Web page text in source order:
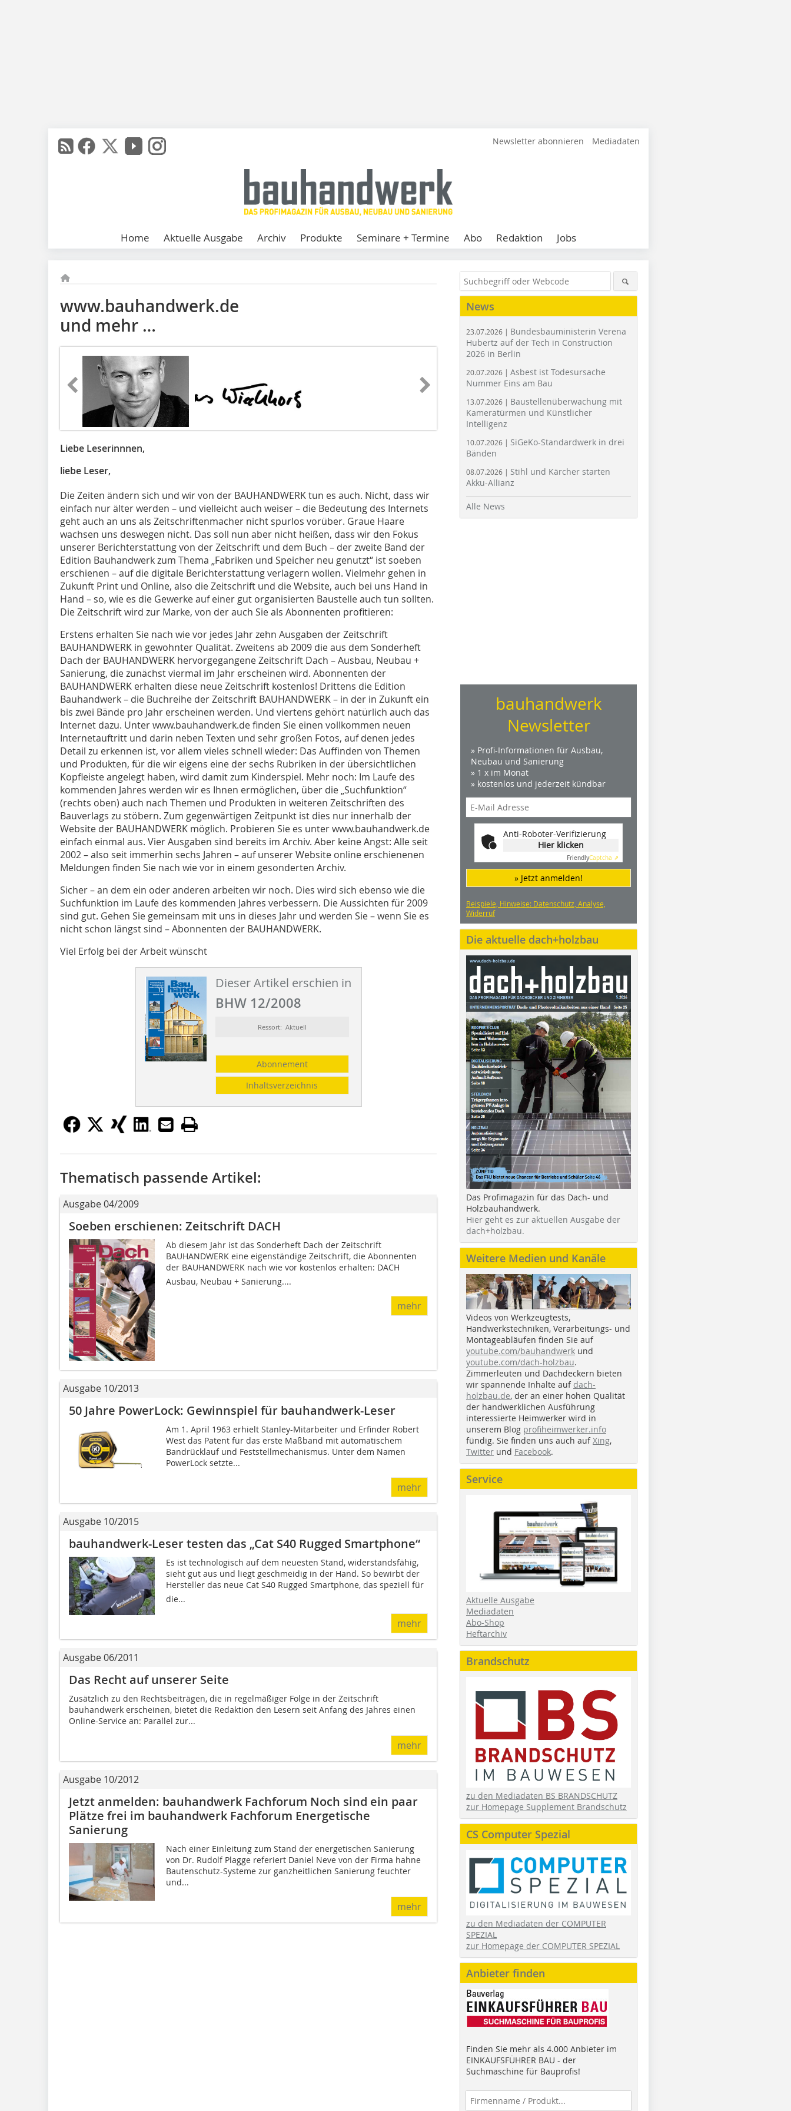
Newsletter abonnieren Mediadaten
Home Aktuelle Ausgabe Archiv Produkte Seminare + Termine Abo Redaktion Jobs
www.bauhandwerk.de
und mehr …
Liebe Leserinnnen,
liebe Leser,
Die Zeiten ändern sich und wir von der BAUHANDWERK tun es auch. Nicht, dass wir
einfach nur älter werden – und vielleicht auch weiser – die Bedeutung des Internets
geht auch an uns als Zeitschriftenmacher nicht spurlos vorüber. Graue Haare
wachsen uns deswegen nicht. Das soll nun aber nicht heißen, dass wir den Fokus
unserer Berichterstattung von der Zeitschrift und dem Buch – der zweite Band der
Edition Bauhandwerk zum Thema „Fabriken und Speicher neu genutzt“ ist soeben
erschienen – auf die digitale Berichterstattung verlagern wollen. Vielmehr gehen in
Zukunft Print und Online, also die Zeitschrift und die Website, auch bei uns Hand in
Hand – so, wie es die Gewerke auf einer gut organisierten Baustelle auch tun sollten.
Die Zeitschrift wird zur Marke, von der auch Sie als Abonnenten profitieren:
Erstens erhalten Sie nach wie vor jedes Jahr zehn Ausgaben der Zeitschrift
BAUHANDWERK in gewohnter Qualität. Zweitens ab 2009 die aus dem Sonderheft
Dach der BAUHANDWERK hervorgegangene Zeitschrift Dach – Ausbau, Neubau +
Sanierung, die zunächst viermal im Jahr erscheinen wird. Abonnenten der
BAUHANDWERK erhalten diese neue Zeitschrift kostenlos! Drittens die Edition
Bauhandwerk – die Buchreihe der Zeitschrift BAUHANDWERK – in der in Zukunft ein
bis zwei Bände pro Jahr erscheinen werden. Und viertens gehört natürlich auch das
Internet dazu. Unter www.bauhandwerk.de finden Sie einen vollkommen neuen
Internetauftritt und darin neben Texten und sehr großen Fotos, auf denen jedes
Detail zu erkennen ist, vor allem vieles schnell wieder: Das Auffinden von Themen
und Produkten, für die wir eigens eine der sechs Rubriken in der übersichtlichen
Kopfleiste angelegt haben, wird damit zum Kinderspiel. Mehr noch: Im Laufe des
kommenden Jahres werden wir es Ihnen ermöglichen, über die „Suchfunktion“
(rechts oben) auch nach Themen und Produkten in weiteren Zeitschriften des
Bauverlags zu stöbern. Zum gegenwärtigen Zeitpunkt ist dies nur innerhalb der
Website der BAUHANDWERK möglich. Probieren Sie es unter www.bauhandwerk.de
einfach einmal aus. Vier Ausgaben sind bereits im Archiv. Aber keine Angst: Alle seit
2002 – also seit immerhin sechs Jahren – auf unserer Website online erschienenen
Meldungen finden Sie nach wie vor in einem gesonderten Archiv.
Sicher – an dem ein oder anderen arbeiten wir noch. Dies wird sich ebenso wie die
Suchfunktion im Laufe des kommenden Jahres verbessern. Die Aussichten für 2009
sind gut. Gehen Sie gemeinsam mit uns in dieses Jahr und werden Sie – wenn Sie es
nicht schon längst sind – Abonnenten der BAUHANDWERK.
Viel Erfolg bei der Arbeit wünscht
Dieser Artikel erschien in
BHW 12/2008
Ressort: Aktuell
Abonnement
Inhaltsverzeichnis
Thematisch passende Artikel:
Ausgabe 04/2009
Soeben erschienen: Zeitschrift DACH
Ab diesem Jahr ist das Sonderheft Dach der Zeitschrift
BAUHANDWERK eine eigenständige Zeitschrift, die Abonnenten
der BAUHANDWERK nach wie vor kostenlos erhalten: DACH 
Ausbau, Neubau + Sanierung....
mehr
Ausgabe 10/2013
50 Jahre PowerLock: Gewinnspiel für bauhandwerk-Leser
Am 1. April 1963 erhielt Stanley-Mit­arbeiter und Erfinder Robert
West das Patent für das erste Maßband mit automatischem
Bandrücklauf und Feststellmechanismus. Unter dem Namen
PowerLock setzte...
mehr
Ausgabe 10/2015
bauhandwerk-Leser testen das „Cat S40 Rugged Smartphone“
Es ist technologisch auf dem neuesten Stand, widerstandsfähig,
sieht gut aus und liegt geschmeidig in der Hand. So bewirbt der
Hersteller das neue Cat S40 Rugged Smartphone, das speziell für
die...
mehr
Ausgabe 06/2011
Das Recht auf unserer Seite
Zusätzlich zu den Rechtsbeiträgen, die in regelmäßiger Folge in der Zeitschrift
bauhandwerk erscheinen, bietet die Redaktion den Lesern seit Anfang des Jahres einen
Online-Service an: Parallel zur...
mehr
Ausgabe 10/2012
Jetzt anmelden: bauhandwerk Fachforum Noch sind ein paar
Plätze frei im bauhandwerk Fachforum Energetische
Sanierung
Nach einer Einleitung zum Stand der energetischen Sanierung
von Dr. Rudolf Plagge referiert Daniel Neve von der Firma hahne
Bautenschutz-Systeme zur ganzheitlichen Sanierung feuchter
und...
mehr
News
23.07.2026 | Bundesbauministerin Verena
Hubertz auf der Tech in Construction
2026 in Berlin
20.07.2026 | Asbest ist Todesursache
Nummer Eins am Bau
13.07.2026 | Baustellenüberwachung mit
Kameratürmen und Künstlicher
Intelligenz
10.07.2026 | SiGeKo-Standardwerk in drei
Bänden
08.07.2026 | Stihl und Kärcher starten
Akku-Allianz
Alle News
bauhandwerk
Newsletter
» Profi-Informationen für Ausbau,
Neubau und Sanierung
» 1 x im Monat
» kostenlos und jederzeit kündbar
Anti-Roboter-Verifizierung
Hier klicken
FriendlyCaptcha ⇗
» Jetzt anmelden!
Beispiele, Hinweise: Datenschutz, Analyse,
Widerruf
Die aktuelle dach+holzbau
Das Profimagazin für das Dach- und
Holzbauhandwerk.
Hier geht es zur aktuellen Ausgabe der
dach+holzbau.
Weitere Medien und Kanäle
Videos von Werkzeugtests,
Handwerkstechniken, Verarbeitungs- und
Montageabläufen finden Sie auf
youtube.com/bauhandwerk und
youtube.com/dach-holzbau.
Zimmerleuten und Dachdeckern bieten
wir spannende Inhalte auf dach-
holzbau.de, der an einer hohen Qualität
der handwerklichen Ausführung
interessierte Heimwerker wird in
unserem Blog profiheimwerker.info
fündig. Sie finden uns auch aufXing,
Twitter und Facebook.
Service
Aktuelle Ausgabe
Mediadaten
Abo-Shop
Heftarchiv
Brandschutz
zu den Mediadaten BS BRANDSCHUTZ
zur Homepage Supplement Brandschutz
CS Computer Spezial
zu den Mediadaten der COMPUTER
SPEZIAL
zur Homepage der COMPUTER SPEZIAL
Anbieter finden
Finden Sie mehr als 4.000 Anbieter im
EINKAUFSFÜHRER BAU - der
Suchmaschine für Bauprofis!